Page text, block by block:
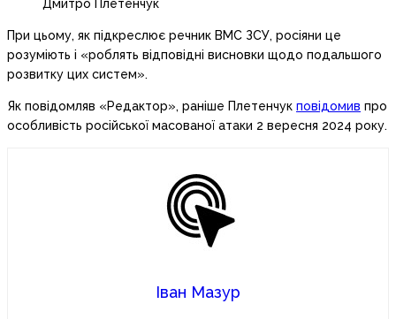
Дмитро Плетенчук
При цьому, як підкреслює речник ВМС ЗСУ, росіяни це
розуміють і «роблять відповідні висновки щодо подальшого
розвитку цих систем».
Як повідомляв «Редактор», раніше Плетенчук повідомив про
особливість російської масованої атаки 2 вересня 2024 року.
Іван Мазур